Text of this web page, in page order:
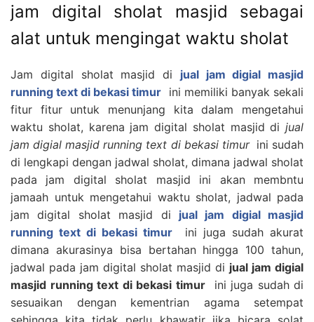
jam digital sholat masjid sebagai
alat untuk mengingat waktu sholat
Jam digital sholat masjid di jual jam digial masjid
running text di bekasi timur ini memiliki banyak sekali
fitur fitur untuk menunjang kita dalam mengetahui
waktu sholat, karena jam digital sholat masjid di jual
jam digial masjid running text di bekasi timurini sudah
di lengkapi dengan jadwal sholat, dimana jadwal sholat
pada jam digital sholat masjid ini akan membntu
jamaah untuk mengetahui waktu sholat, jadwal pada
jam digital sholat masjid di jual jam digial masjid
running text di bekasi timur ini juga sudah akurat
dimana akurasinya bisa bertahan hingga 100 tahun,
jadwal pada jam digital sholat masjid di jual jam digial
masjid running text di bekasi timurini juga sudah di
sesuaikan dengan kementrian agama setempat